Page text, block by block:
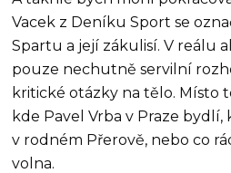
Vacek z Deníku Sport se
Spartu a její zákulisí. V reálu
pouze nechutně servilní
kritické otázky na tělo. Místo
kde Pavel Vrba v Praze
v rodném Přerově, nebo co
volna.